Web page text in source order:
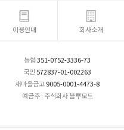
이용안내 회사소개
농협351-0752-3336-73
국민 572837-01-002263
새마을금고9005-0001-4473-8
예금주 : 주식회사 블루모드